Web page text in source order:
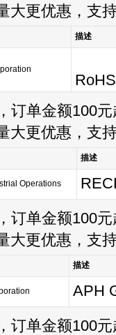
大更优惠，支
描述
单金额100元
大更优惠，支
描述
Operations
单金额100元
大更优惠，支
描述
APH
单金额100元